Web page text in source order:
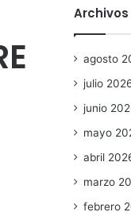
Archivos
agosto
julio
junio
mayo
abril
marzo
febrero